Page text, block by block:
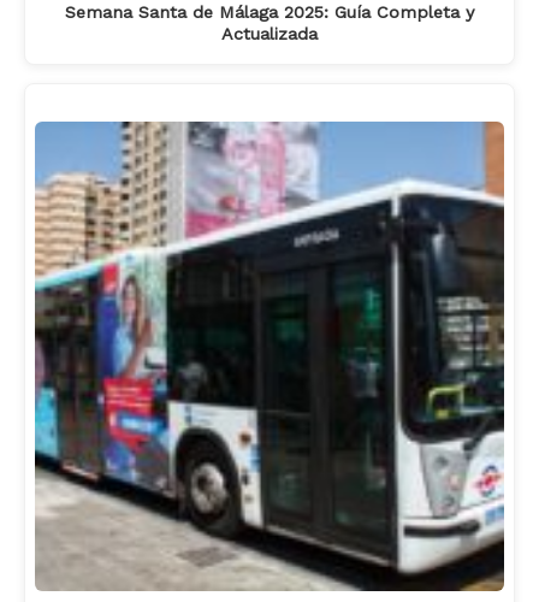
Semana Santa de Málaga 2025: Guía Completa y
Actualizada